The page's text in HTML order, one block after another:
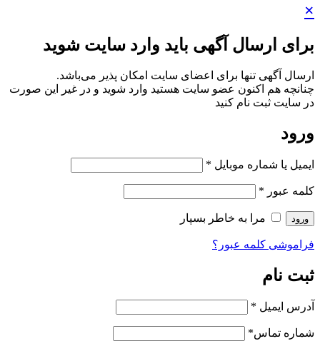
×
برای ارسال آگهی باید وارد سایت شوید
ارسال آگهی تنها برای اعضای سایت امکان پذیر می‌باشد.
چنانچه هم‌ اکنون عضو سایت هستید وارد شوید و در غیر این صورت
در سایت ثبت نام کنید
ورود
ایمیل یا شماره موبایل *
کلمه عبور *
ورود مرا به خاطر بسپار
فراموشی کلمه عبور؟
ثبت نام
آدرس ایمیل *
شماره تماس*